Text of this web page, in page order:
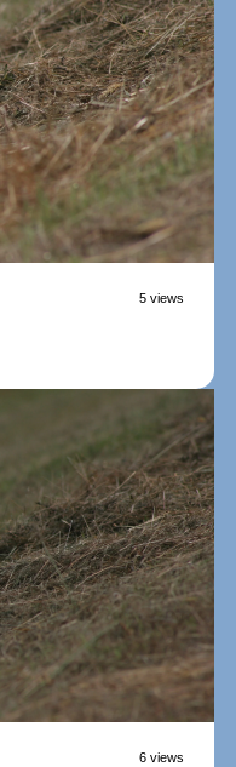
5 views
6 views